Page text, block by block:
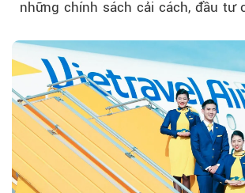
những chính sách cải cách, đầu tư